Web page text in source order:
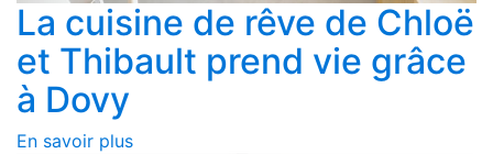
La cuisine de rêve de Chloë
et Thibault prend vie grâce
à Dovy
En savoir plus